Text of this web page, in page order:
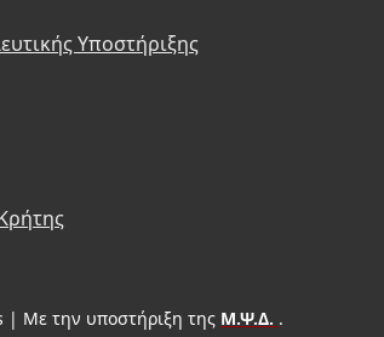
Υποστήριξης
| Με την υποστήριξη της Μ.Ψ.Δ. .